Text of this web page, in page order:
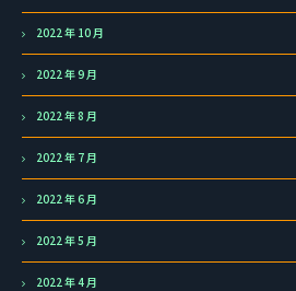
2022 年 10 月
2022 年 9 月
2022 年 8 月
2022 年 7 月
2022 年 6 月
2022 年 5 月
2022 年 4 月